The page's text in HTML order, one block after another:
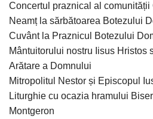
Concertul praznical al
Neamț la sărbătoarea Botezului
Cuvânt la Praznicul Botezului
Mântuitorului nostru Iisus Hristos
Arătare a Domnului
Mitropolitul Nestor și Episcopul
Liturghie cu ocazia hramului
Montgeron